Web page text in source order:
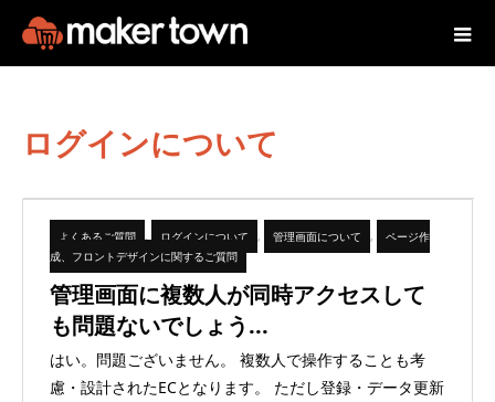
ログインについて
よくあるご質問 , ログインについて , 管理画面について ,
ページ作
成、フロントデザインに関するご質問
管理画面に複数人が同時アクセスして
も問題ないでしょう...
はい。問題ございません。 複数人で操作することも考
慮・設計されたECとなります。 ただし登録・データ更新